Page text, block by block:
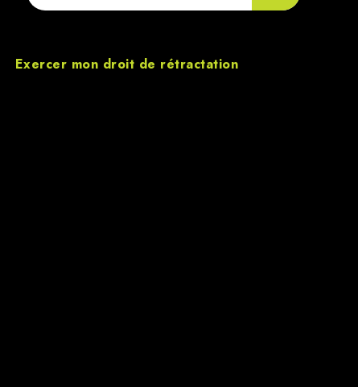
Exercer mon droit de rétractation